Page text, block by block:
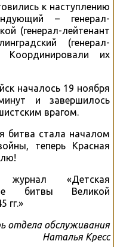
к наступлению
– генерал-
(генерал-лейтенант
(генерал-
их
началось 19 ноября
и завершилось
врагом.
битва стала началом
теперь Красная
журнал «Детская
битвы Великой
гг.»
отдела обслуживания
Наталья Кресс